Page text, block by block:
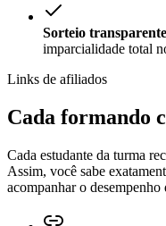
Sorteio transparente
imparcialidade total
Links de afiliados
Cada formando
Cada estudante da turma
Assim, você sabe
acompanhar o